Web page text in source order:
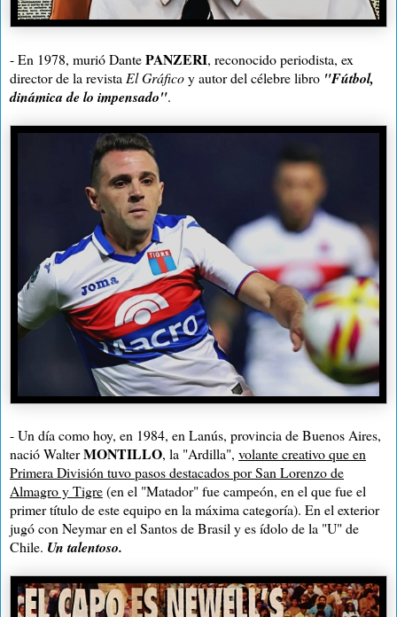
- En 1978, murió DantePANZERI, reconocido periodista, ex
director de la revista El Gráficoy autor del célebre libro "Fútbol,
dinámica de lo impensado".
- Un día como hoy, en 1984, en Lanús, provincia de Buenos Aires,
nació WalterMONTILLO, la "Ardilla", volante creativo que en
Primera División tuvo pasos destacados por San Lorenzo de
Almagro y Tigre(en el "Matador" fue campeón, en el que fue el
primer título de este equipo en la máxima categoría). En el exterior
jugó con Neymar en el Santos de Brasil y es ídolo de la "U" de
Chile. Un talentoso.